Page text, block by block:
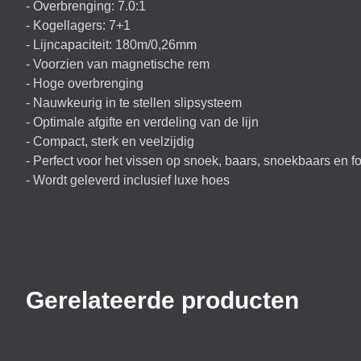
- Overbrenging: 7.0:1
- Kogellagers: 7+1
- Lijncapaciteit: 180m/0,26mm
- Voorzien van magnetische rem
- Hoge overbrenging
- Nauwkeurig in te stellen slipsysteem
- Optimale afgifte en verdeling van de lijn
- Compact, sterk en veelzijdig
- Perfect voor het vissen op snoek, baars, snoekbaars en
- Wordt geleverd inclusief luxe hoes
Gerelateerde producten